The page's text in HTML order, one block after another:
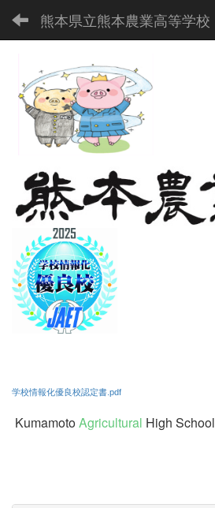
熊本県立熊本農業高等学校
学校情報化優良校認定書.pdf
KumamotoAgricultural High School